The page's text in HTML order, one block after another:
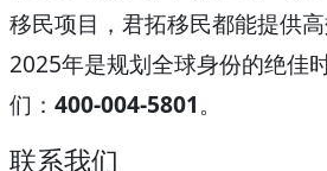
移民项目，君拓移民都能提供高
2025年是规划全球身份的绝佳
们： 400-004-5801。
联系我们